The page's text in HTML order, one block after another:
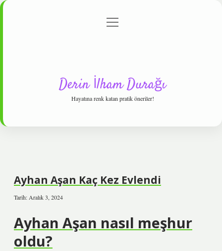
Gizlilik Politikası
menüyü
Derin İlham Durağı
Hayatına renk katan pratik öneriler!
Ayhan Aşan Kaç Kez Evlendi
Tarih: Aralık 3, 2024
Ayhan Aşan nasıl meşhur
oldu?